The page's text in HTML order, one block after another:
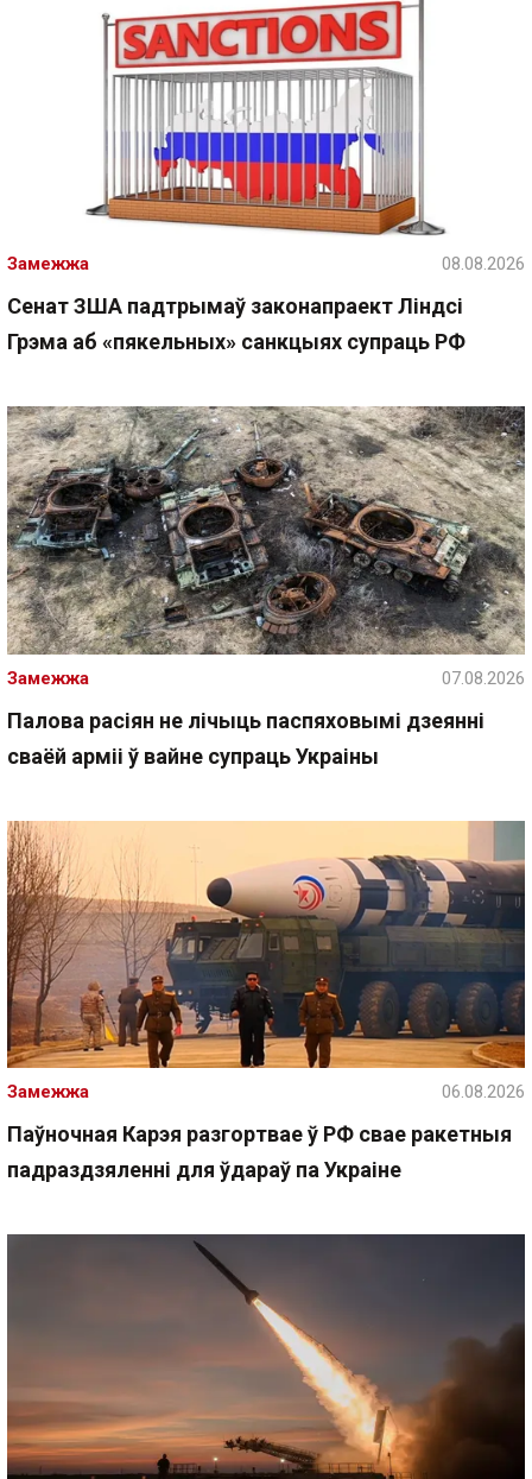
Сенат ЗША падтрымаў законапраект Ліндсі
Грэма аб «пякельных» санкцыях супраць РФ
Замежжа 08.08.2026
Палова расіян не лічыць паспяховымі дзеянні
сваёй арміі ў вайне супраць Украіны
Замежжа 07.08.2026
Паўночная Карэя разгортвае ў РФ свае ракетныя
падраздзяленні для ўдараў па Украіне
Замежжа 06.08.2026